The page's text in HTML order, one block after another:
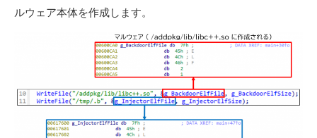
ルウェア本体を作成します。